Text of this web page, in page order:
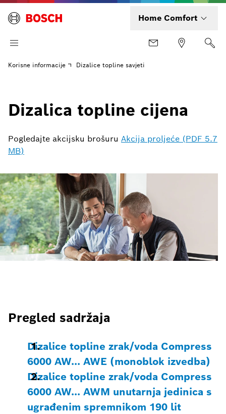
Home Comfort
Korisne informacije Dizalice topline savjeti
Dizalica topline cijena
Pogledajte akcijsku brošuru Akcija proljeće (PDF 5.7
MB)
Pregled sadržaja
Dizalice topline zrak/voda Compress
6000 AW… AWE (monoblok izvedba)
Dizalice topline zrak/voda Compress
6000 AW… AWM unutarnja jedinica s
ugrađenim spremnikom 190 lit